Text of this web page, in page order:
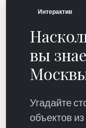
Интерактив
вы
Угадайте
объектов